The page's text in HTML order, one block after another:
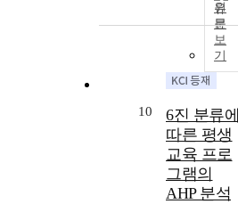
원
문
보
기
10
6진 분류
따른 평생
교육 프로
그램의
AHP 분석